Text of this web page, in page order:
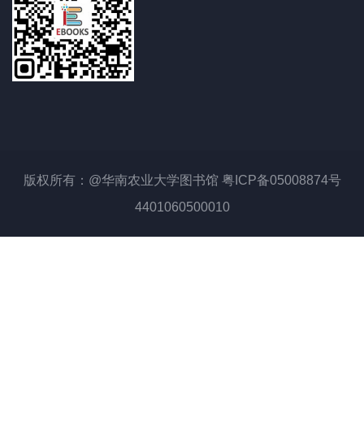
版权所有：@华南农业大学图书馆 粤ICP备05008874号
4401060500010